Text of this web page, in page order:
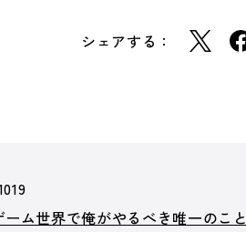
シェアする：
ーム世界で俺がやるべき唯一のこと